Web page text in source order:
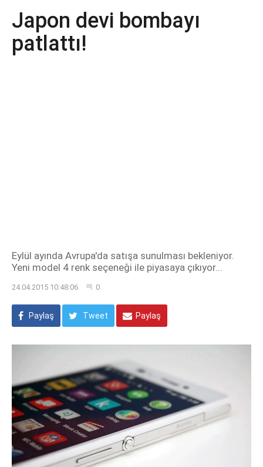
Japon devi bombayı
patlattı!
Eylül ayında Avrupa'da satışa sunulması bekleniyor.
Yeni model 4 renk seçeneği ile piyasaya çıkıyor...
24.04.2015 10:48:06 0
Paylaş Tweet Paylaş